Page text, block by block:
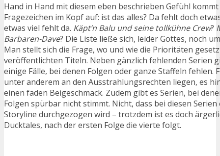
Hand in Hand mit diesem eben beschrieben Gefühl
Fragezeichen im Kopf auf: ist das alles? Da fehlt doch
etwas viel fehlt da. Käpt’n Balu und seine tollkühne Crew?
Barbaren-Dave? Die Liste ließe sich, leider Gottes, noch
Man stellt sich die Frage, wo und wie die Prioritäten
veröffentlichten Titeln. Neben gänzlich fehlenden Serien
einige Fälle, bei denen Folgen oder ganze Staffeln fehlen.
unter anderem an den Ausstrahlungsrechten liegen, es
einen faden Beigeschmack. Zudem gibt es Serien, bei
Folgen spürbar nicht stimmt. Nicht, dass bei diesen
Storyline durchgezogen wird – trotzdem ist es doch
Ducktales, nach der ersten Folge die vierte folgt.